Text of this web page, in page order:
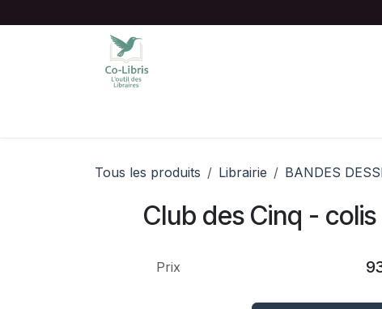
Tous les produits Librairie BANDES
Club des Cinq - colis
Prix